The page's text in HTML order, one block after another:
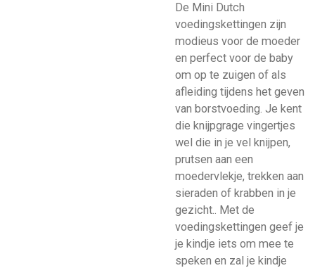
De Mini Dutch
voedingskettingen zijn
modieus voor de moeder
en perfect voor de baby
om op te zuigen of als
afleiding tijdens het geven
van borstvoeding. Je kent
die knijpgrage vingertjes
wel die in je vel knijpen,
prutsen aan een
moedervlekje, trekken aan
sieraden of krabben in je
gezicht.. Met de
voedingskettingen geef je
je kindje iets om mee te
speken en zal je kindje